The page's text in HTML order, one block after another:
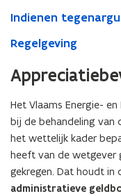
Indienen
Regelgeving
Het Vlaams Energie-
bij de behandeling van
het wettelijk kader
heeft van de wetgever
gekregen. Dat houdt in
administratieve